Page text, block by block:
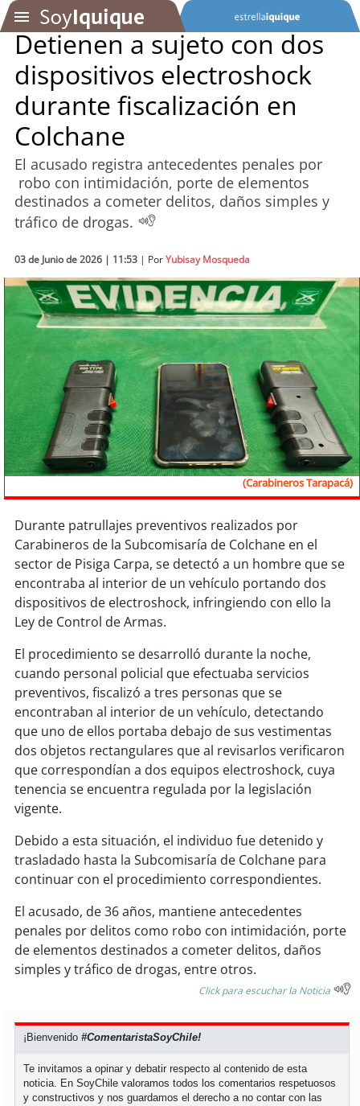
SOYTV
Podcast
Actualidad
Entretención
Economía
Deportes
Tecnología
Sostenibilidad
soychile
soyarica
soycalama
soyantofagasta
soycopiapó
valparaíso
soyquillota
soysanantonio
soychillán
soy
soy talcahuano
soyconcepción
soycoronel
soy arauco
soyvaldivia
soy osorno
Detienen a sujeto con dos
dispositivos electroshock
durante fiscalización en
Colchane
El acusado registra antecedentes penales por
robo con intimidación, porte de elementos
destinados a cometer delitos, daños simples y
tráfico de drogas.
03 de Junio de 2026 | 11:53 | PorYubisay Mosqueda
(Carabineros Tarapacá)
Durante patrullajes preventivos realizados por
Carabineros de la Subcomisaría de Colchane en el
sector de Pisiga Carpa, se detectó a un hombre que se
encontraba al interior de un vehículo portando dos
dispositivos de electroshock, infringiendo con ello la
Ley de Control de Armas.
El procedimiento se desarrolló durante la noche,
cuando personal policial que efectuaba servicios
preventivos, fiscalizó a tres personas que se
encontraban al interior de un vehículo, detectando
que uno de ellos portaba debajo de sus vestimentas
dos objetos rectangulares que al revisarlos verificaron
que correspondían a dos equipos electroshock, cuya
tenencia se encuentra regulada por la legislación
vigente.
Debido a esta situación, el individuo fue detenido y
trasladado hasta la Subcomisaría de Colchane para
continuar con el procedimiento correspondientes.
El acusado, de 36 años, mantiene antecedentes
penales por delitos como robo con intimidación, porte
de elementos destinados a cometer delitos, daños
simples y tráfico de drogas, entre otros.
Click para escuchar la Noticia
¡Bienvenido#ComentaristaSoyChile!
Te invitamos a opinar y debatir respecto al contenido de esta
noticia. En SoyChile valoramos todos los comentarios respetuosos
y constructivos y nos guardamos el derecho a no contar con las